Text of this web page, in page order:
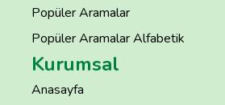
Popüler Aramalar
Popüler Aramalar Alfabetik
Kurumsal
Anasayfa